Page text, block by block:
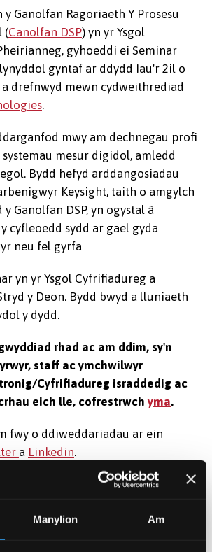
Manylion Am
y Ganolfan Ragoriaeth Y Prosesu
(Canolfan DSP) yn yr Ysgol
gyhoeddi ei Seminar
gyntaf ar ddydd Iau'r 2il o
a drefnwyd mewn cydweithrediad
.
mwy am dechnegau profi
mesur digidol, amledd
Bydd hefyd arddangosiadau
Keysight, taith o amgylch
Ganolfan DSP, yn ogystal â
cyfleoedd sydd ar gael gyda
neu fel gyrfa
yn yr Ysgol Cyfrifiadureg a
y Deon. Bydd bwyd a lluniaeth
y dydd.
rhad ac am ddim, sy'n
staff ac ymchwilwyr
Cyfrifiadureg israddedig ac
eich lle, cofrestrwchyma.
fwy o ddiweddariadau ar ein
a Linkedin.
Amser